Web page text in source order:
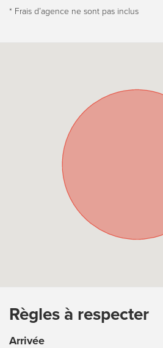
* Frais dʼagence ne sont pas inclus
Règles à respecter
Arrivée